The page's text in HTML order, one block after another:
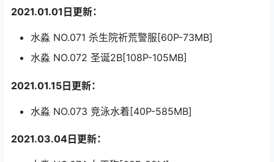
2021.01.01日更新：
水淼 NO.071 杀生院祈荒警服[60P-73MB]
水淼 NO.072 圣诞2B[108P-105MB]
2021.01.15日更新：
水淼 NO.073 竞泳水着[40P-585MB]
2021.03.04日更新：